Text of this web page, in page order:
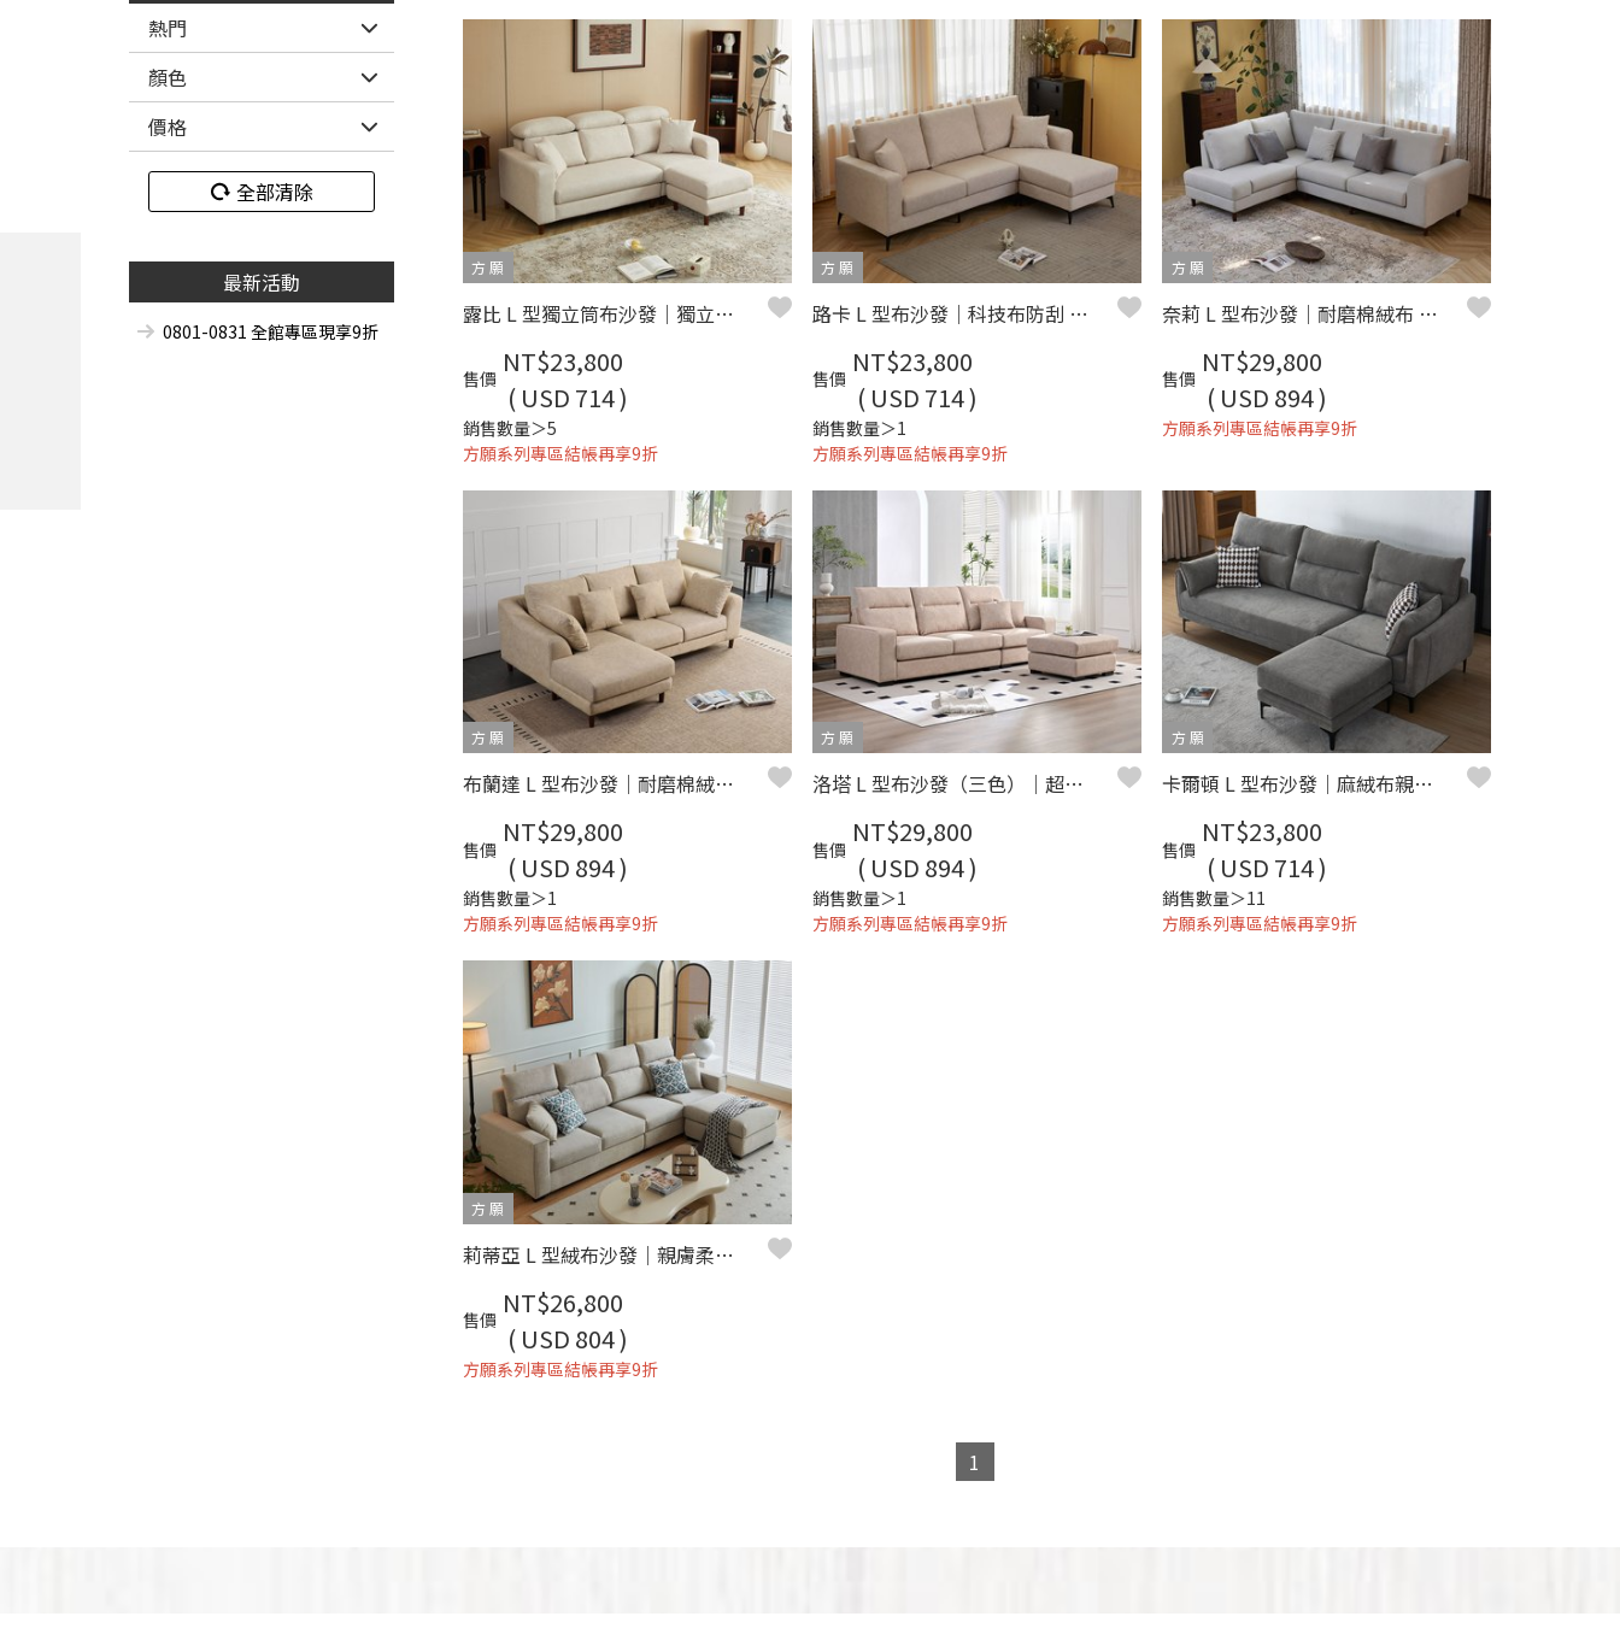
熱門
布質
獨立筒
乳膠
顏色
價格
全部清除
最新活動
0801-0831 全館專區現享9折
方 願
露比 L 型獨立筒布沙發｜獨立筒彈簧 × 可拆洗布套 × 平價小宅首選 – 方願系列
售價
NT$23,800
( USD 714 )
銷售數量＞5
方願系列專區結帳再享9折
方 願
路卡 L 型布沙發｜科技布防刮 × 活動腳椅 × 小宅平價首選 – 方願系列
售價
NT$23,800
( USD 714 )
銷售數量＞1
方願系列專區結帳再享9折
方 願
奈莉 L 型布沙發｜耐磨棉絨布 × 獨立筒＋高回彈坐墊 × 平價設計感首選 – 方願系列
售價
NT$29,800
( USD 894 )
方願系列專區結帳再享9折
方 願
布蘭達 L 型布沙發｜耐磨棉絨布 × 左右型可選 × 小宅實用設計 – 方願系列
售價
NT$29,800
( USD 894 )
銷售數量＞1
方願系列專區結帳再享9折
方 願
洛塔 L 型布沙發（三色）｜超細纖維科技布 × 高彈支撐坐墊 × 小宅舒適推薦 – 方願系列
售價
NT$29,800
( USD 894 )
銷售數量＞1
方願系列專區結帳再享9折
方 願
卡爾頓 L 型布沙發｜麻絨布親膚 × 獨立筒＋大靠枕 × 左右型靈活配置 – 方願系列
售價
NT$23,800
( USD 714 )
銷售數量＞11
方願系列專區結帳再享9折
方 願
莉蒂亞 L 型絨布沙發｜親膚柔軟 × 獨立筒坐墊 × 移動腳椅 - 方願系列
售價
NT$26,800
( USD 804 )
方願系列專區結帳再享9折
1